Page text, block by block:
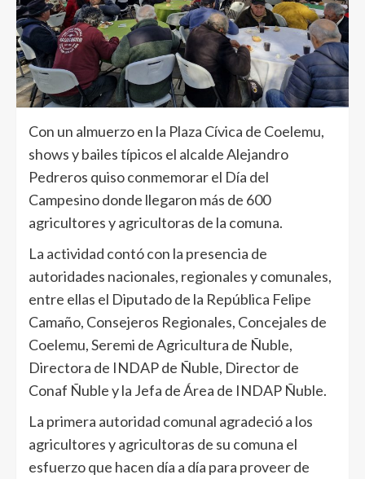
Con un almuerzo en la Plaza Cívica de Coelemu,
shows y bailes típicos el alcalde Alejandro
Pedreros quiso conmemorar el Día del
Campesino donde llegaron más de 600
agricultores y agricultoras de la comuna.
La actividad contó con la presencia de
autoridades nacionales, regionales y comunales,
entre ellas el Diputado de la República Felipe
Camaño, Consejeros Regionales, Concejales de
Coelemu, Seremi de Agricultura de Ñuble,
Directora de INDAP de Ñuble, Director de
Conaf Ñuble y la Jefa de Área de INDAP Ñuble.
La primera autoridad comunal agradeció a los
agricultores y agricultoras de su comuna el
esfuerzo que hacen día a día para proveer de